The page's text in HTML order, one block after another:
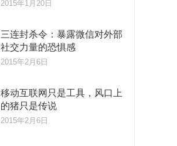
2015年1月20日
三连封杀令：暴露微信对外部
社交力量的恐惧感
2015年2月6日
移动互联网只是工具，风口上
的猪只是传说
2015年2月6日